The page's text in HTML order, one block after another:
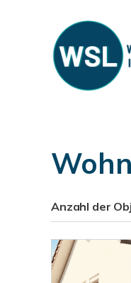
Anzahl der